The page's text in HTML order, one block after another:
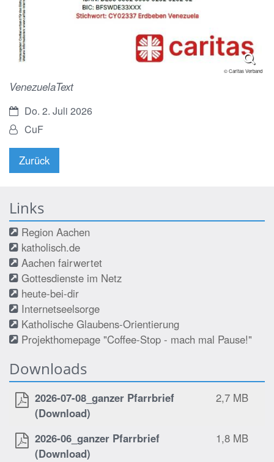
© Caritas Verband
VenezuelaText
Datum:Do. 2. Juli 2026
Von:CuF
Zurück
Links
Region Aachen
katholisch.de
Aachen fairwertet
Gottesdienste im Netz
heute-bei-dir
Internetseelsorge
Katholische Glaubens-Orientierung
Projekthomepage "Coffee-Stop - mach mal Pause!"
Downloads
2026-07-08_ganzer Pfarrbrief
(Download)
2,7 MB
2026-06_ganzer Pfarrbrief
(Download)
1,8 MB